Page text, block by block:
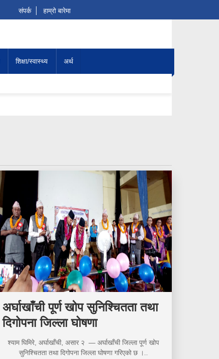
संपर्क हाम्रो बारेमा
शिक्षा/स्वास्थ्य अर्थ
अर्घाखाँची पूर्ण खोप सुनिश्चितता तथा
दिगोपना जिल्ला घोषणा
श्याम घिमिरे, अर्घाखाँची, असार २ — अर्घाखाँची जिल्ला पूर्ण खोप
सुनिश्चितता तथा दिगोपना जिल्ला घोषणा गरिएको छ ।..